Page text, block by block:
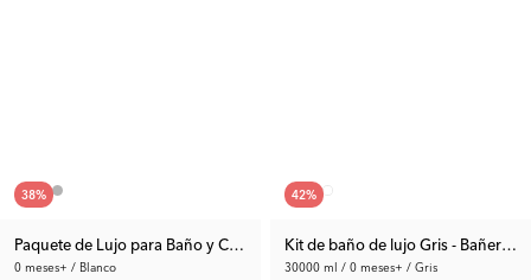
38%
Paquete de Lujo para Baño y Cambiador Blanco
0 meses+ / Blanco
42%
Kit de baño de lujo Gris - Bañera
30000 ml / 0 meses+ / Gris